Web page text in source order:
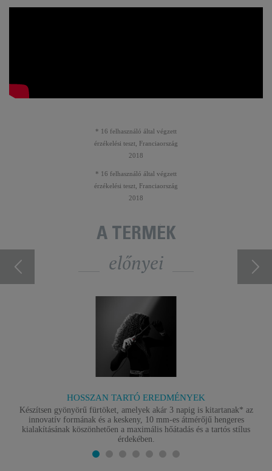
* 16 felhasználó által végzett
érzékelési teszt, Franciaország
2018
* 16 felhasználó által végzett
érzékelési teszt, Franciaország
2018
A TERMÉK
előnyei
HOSSZAN TARTÓ EREDMÉNYEK
Készítsen gyönyörű fürtöket, amelyek akár 3 napig is kitartanak* az
innovatív formának és a keskeny, 10 mm-es átmérőjű hengeres
kialakításának köszönhetően a maximális hőátadás és a tartós stílus
érdekében.